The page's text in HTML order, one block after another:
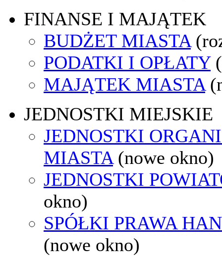
FINANSE I MAJĄTEK
BUDŻET MIASTA
PODATKI I OPŁATY
MAJĄTEK MIASTA
JEDNOSTKI MIEJSKIE
JEDNOSTKI
MIASTA (nowe okno)
JEDNOSTKI
okno)
SPÓŁKI PRAWA
(nowe okno)